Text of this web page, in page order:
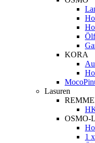
KORA
Lasuren
OSMO-
1